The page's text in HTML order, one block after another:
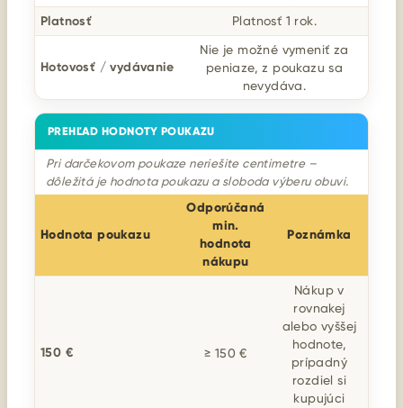
Platnosť Platnosť 1 rok.
Hotovosť / vydávanie
Nie je možné vymeniť za
peniaze, z poukazu sa
nevydáva.
PREHĽAD HODNOTY POUKAZU
Pri darčekovom poukaze neriešite centimetre –
dôležitá je hodnota poukazu a sloboda výberu obuvi.
Hodnota poukazu
Odporúčaná
min.
hodnota
nákupu
Poznámka
150 € ≥ 150 €
Nákup v
rovnakej
alebo vyššej
hodnote,
prípadný
rozdiel si
kupujúci